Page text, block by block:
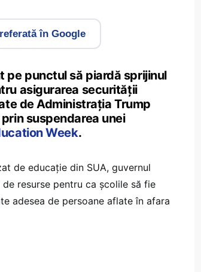
în Google
pe punctul să piardă sprijinul
asigurarea securității
de Administrația Trump
suspendarea unei
Week.
de educație din SUA, guvernul
resurse pentru ca școlile să fie
adesea de persoane aflate în afara